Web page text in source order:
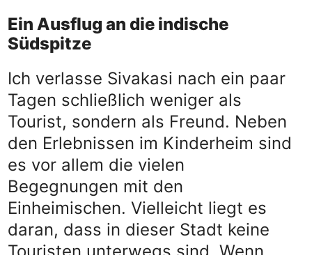
Ein Ausflug an die indische
Südspitze
Ich verlasse Sivakasi nach ein paar
Tagen schließlich weniger als
Tourist, sondern als Freund. Neben
den Erlebnissen im Kinderheim sind
es vor allem die vielen
Begegnungen mit den
Einheimischen. Vielleicht liegt es
daran, dass in dieser Stadt keine